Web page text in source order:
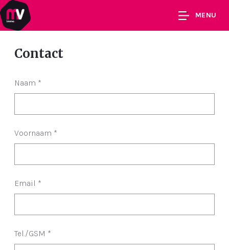
MENU
Contact
Naam *
Voornaam *
Email *
Tel./GSM *